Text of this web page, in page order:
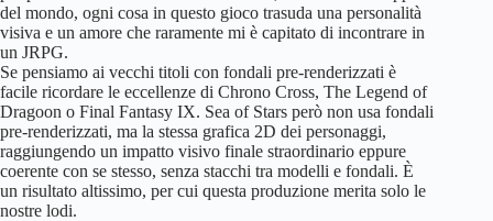
del mondo, ogni cosa in questo gioco trasuda una personalità
visiva e un amore che raramente mi è capitato di incontrare in
un JRPG.
Se pensiamo ai vecchi titoli con fondali pre-renderizzati è
facile ricordare le eccellenze di Chrono Cross, The Legend of
Dragoon o Final Fantasy IX. Sea of Stars però non usa fondali
pre-renderizzati, ma la stessa grafica 2D dei personaggi,
raggiungendo un impatto visivo finale straordinario eppure
coerente con se stesso, senza stacchi tra modelli e fondali. È
un risultato altissimo, per cui questa produzione merita solo le
nostre lodi.